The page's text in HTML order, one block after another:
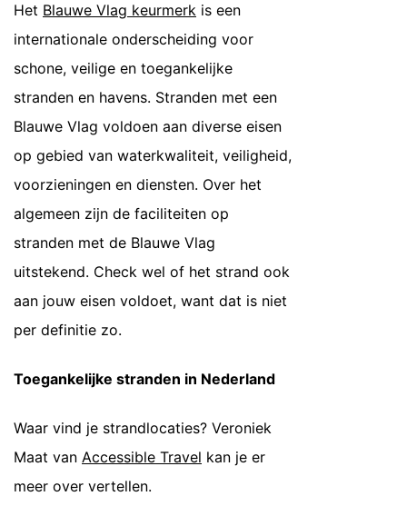
Het Blauwe Vlag keurmerk is een
internationale onderscheiding voor
schone, veilige en toegankelijke
stranden en havens. Stranden met een
Blauwe Vlag voldoen aan diverse eisen
op gebied van waterkwaliteit, veiligheid,
voorzieningen en diensten. Over het
algemeen zijn de faciliteiten op
stranden met de Blauwe Vlag
uitstekend. Check wel of het strand ook
aan jouw eisen voldoet, want dat is niet
per definitie zo.
Toegankelijke stranden in Nederland
Waar vind je strandlocaties? Veroniek
Maat van Accessible Travel kan je er
meer over vertellen.